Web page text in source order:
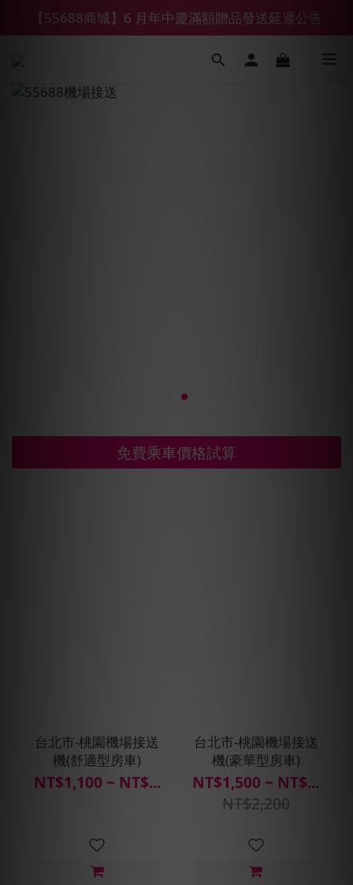
【鑽石熊/金熊新客首購限定】優惠搭車金
【55688商城】6 月年中慶滿額贈品發送延遲公告
【鑽石熊/金熊新客首購限定】優惠搭車金
免費乘車價格試算
台北市-桃園機場接送
機(舒適型房車)
NT$1,100 ~ NT$...
台北市-桃園機場接送
機(豪華型房車)
NT$1,500 ~ NT$...
NT$2,200